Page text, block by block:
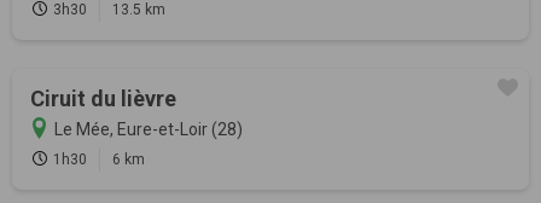
3h30 13.5 km
Ciruit du lièvre
Le Mée, Eure-et-Loir (28)
1h30 6 km